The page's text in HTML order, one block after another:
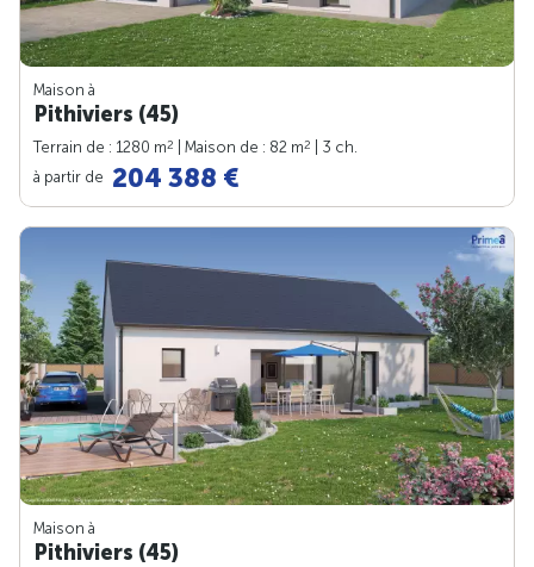
Maison à
Pithiviers (45)
Terrain de : 1280 m2 | Maison de : 82 m2
| 3 ch.
à partir de 204 388 €
Maison à
Pithiviers (45)